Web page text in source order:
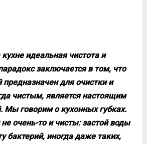
идеальная чистота и
заключается в том, что
для очистки и
чистым, является настоящим
Мы говорим о кухонных губках.
очень-то и чисты: застой воды
бактерий, иногда даже таких,